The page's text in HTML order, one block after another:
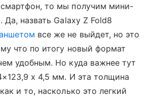
то мы получим мини-
Да, назвать Galaxy Z Fold8
все же не выйдет, но это
что по итогу новый формат
удобным. Но куда важнее тут
x 4,5 мм. И эта толщина
и то, насколько это легкий